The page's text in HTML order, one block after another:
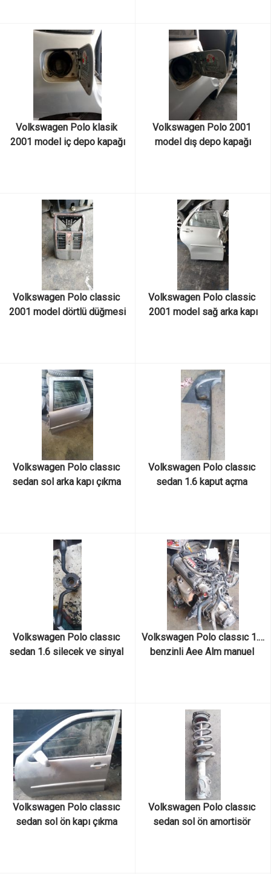
Volkswagen Polo klasik
2001 model iç depo kapağı
Volkswagen Polo 2001
model dış depo kapağı
Volkswagen Polo classic
2001 model dörtlü düğmesi
Volkswagen Polo classic
2001 model sağ arka kapı
Volkswagen Polo classıc
sedan sol arka kapı çıkma
Volkswagen Polo classıc
sedan 1.6 kaput açma
Volkswagen Polo classıc
sedan 1.6 silecek ve sinyal
Volkswagen Polo classıc 1.6
benzinli Aee Alm manuel
Volkswagen Polo classıc
sedan sol ön kapı çıkma
Volkswagen Polo classıc
sedan sol ön amortisör